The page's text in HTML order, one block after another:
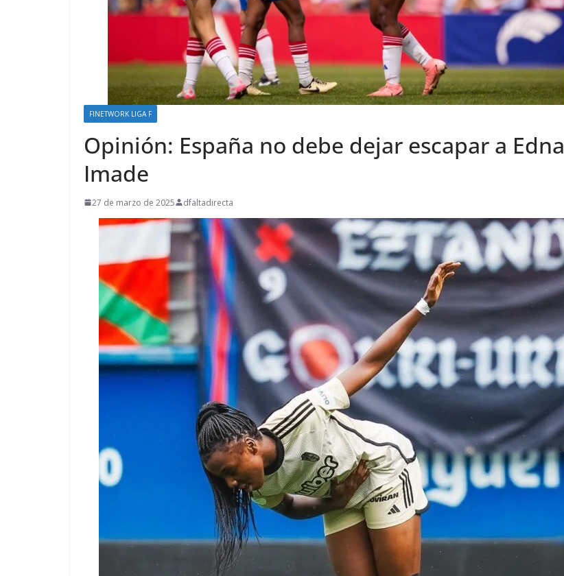
FINETWORK LIGA F
Opinión: España no debe dejar escapar a Edna
Imade
27 de marzo de 2025 dfaltadirecta